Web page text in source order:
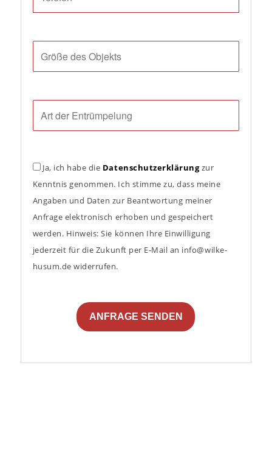
Ja, ich habe die Datenschutzerklärungzur
Kenntnis genommen. Ich stimme zu, dass meine
Angaben und Daten zur Beantwortung meiner
Anfrage elektronisch erhoben und gespeichert
werden. Hinweis: Sie können Ihre Einwilligung
jederzeit für die Zukunft per E-Mail an info@wilke-
husum.de widerrufen.